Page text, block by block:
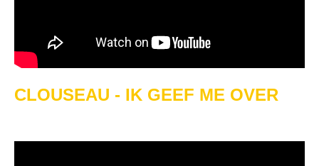
CLOUSEAU - IK GEEF ME OVER